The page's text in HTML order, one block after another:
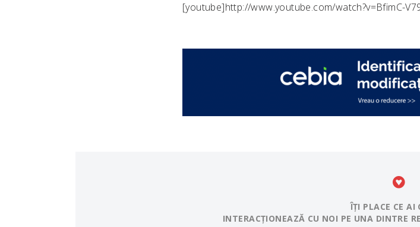
[youtube]http://www.youtube.com/watch?v=BfimC-
ÎȚI PLACE CE AI
INTERACȚIONEAZĂ CU NOI PE UNA DINTRE